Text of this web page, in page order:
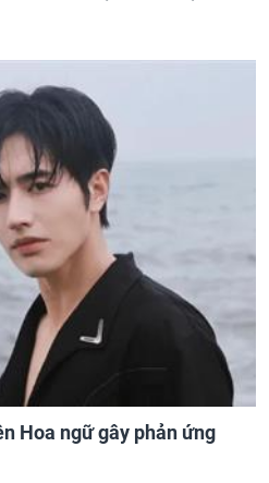
Hoa ngữ gây phản ứng